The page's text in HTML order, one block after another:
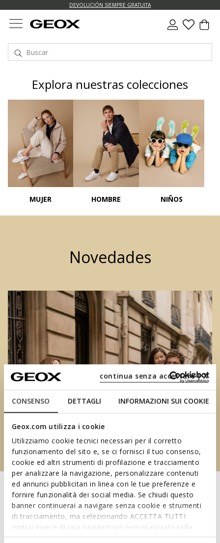
CONSENSO DETTAGLI INFORMAZIONI SUI COOKIE
Geox.com utilizza i cookie
Utilizziamo cookie tecnici necessari per il corretto
funzionamento del sito e, se ci fornisci il tuo consenso,
cookie ed altri strumenti di profilazione e tracciamento
per analizzare la navigazione, personalizzare contenuti
ed annunci pubblicitari in linea con le tue preferenze e
fornire funzionalità dei social media. Se chiudi questo
banner continuerai a navigare senza cookie e strumenti
di tracciamento, ma selezionando ACCETTA TUTTI
godrai invece di una navigazione personalizzata sulla
base dei tuoi gusti ed interessi. Selezionando
continua senza accettare | X
DEVOLUCIÓN SIEMPRE GRATUITA
Explora nuestras colecciones
MUJER HOMBRE NIÑOS
Novedades